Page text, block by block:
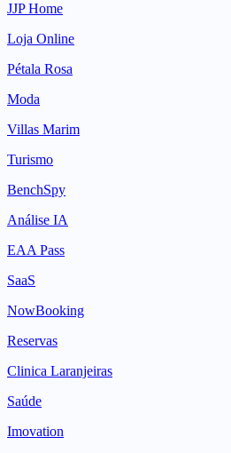
JJP Home
Loja Online
Pétala Rosa
Moda
Villas Marim
Turismo
BenchSpy
Análise IA
EAA Pass
SaaS
NowBooking
Reservas
Clinica Laranjeiras
Saúde
Imovation